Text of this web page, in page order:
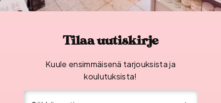
Tilaa uutiskirje
Kuule ensimmäisenä tarjouksista ja
koulutuksista!